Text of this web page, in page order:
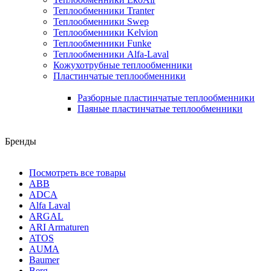
Теплообменники Tranter
Теплообменники Swep
Теплообменники Kelvion
Теплообменники Funke
Теплообменники Alfa-Laval
Кожухотрубные теплообменники
Пластинчатые теплообменники
Разборные пластинчатые теплообменники
Паяные пластинчатые теплообменники
Бренды
Посмотреть все товары
ABB
ADCA
Alfa Laval
ARGAL
ARI Armaturen
ATOS
AUMA
Baumer